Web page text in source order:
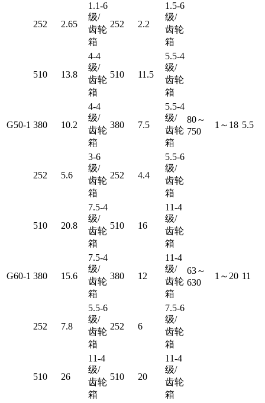
252 2.65
1.1-6
级/
齿轮
箱
252 2.2
1.5-6
级/
齿轮
箱
G50-1
510 13.8
4-4
级/
齿轮
箱
510 11.5
5.5-4
级/
齿轮
箱
80～
750
1～18 5.5
380 10.2
4-4
级/
齿轮
箱
380 7.5
5.5-4
级/
齿轮
箱
252 5.6
3-6
级/
齿轮
箱
252 4.4
5.5-6
级/
齿轮
箱
G60-1
510 20.8
7.5-4
级/
齿轮
箱
510 16
11-4
级/
齿轮
箱
63～
630
1～20 11
380 15.6
7.5-4
级/
齿轮
箱
380 12
11-4
级/
齿轮
箱
252 7.8
5.5-6
级/
齿轮
箱
252 6
7.5-6
级/
齿轮
箱
510 26
11-4
级/
齿轮
箱
510 20
11-4
级/
齿轮
箱